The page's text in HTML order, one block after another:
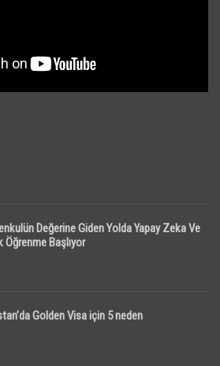
Değerine Giden Yolda Yapay Zeka Ve
Öğrenme Başlıyor
Golden Visa için 5 neden